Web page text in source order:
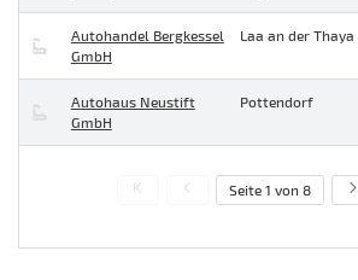
Autohandel Bergkessel
GmbH
Laa an der Thaya
Autohaus Neustift
GmbH
Pottendorf
Seite 1 von 8